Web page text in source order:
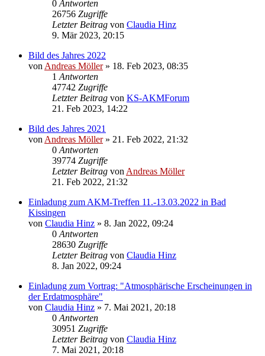
0 Antworten
26756 Zugriffe
Letzter Beitrag von Claudia Hinz
9. Mär 2023, 20:15
Bild des Jahres 2022
von Andreas Möller» 18. Feb 2023, 08:35
1 Antworten
47742 Zugriffe
Letzter Beitrag von KS-AKMForum
21. Feb 2023, 14:22
Bild des Jahres 2021
von Andreas Möller» 21. Feb 2022, 21:32
0 Antworten
39774 Zugriffe
Letzter Beitrag von Andreas Möller
21. Feb 2022, 21:32
Einladung zum AKM-Treffen 11.-13.03.2022 in Bad
Kissingen
von Claudia Hinz » 8. Jan 2022, 09:24
0 Antworten
28630 Zugriffe
Letzter Beitrag von Claudia Hinz
8. Jan 2022, 09:24
Einladung zum Vortrag: "Atmosphärische Erscheinungen in
der Erdatmosphäre"
von Claudia Hinz » 7. Mai 2021, 20:18
0 Antworten
30951 Zugriffe
Letzter Beitrag von Claudia Hinz
7. Mai 2021, 20:18